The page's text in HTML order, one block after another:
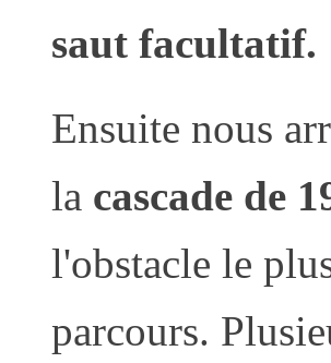
saut facultatif.
Ensuite nous
la cascade de
l'obstacle le
parcours.